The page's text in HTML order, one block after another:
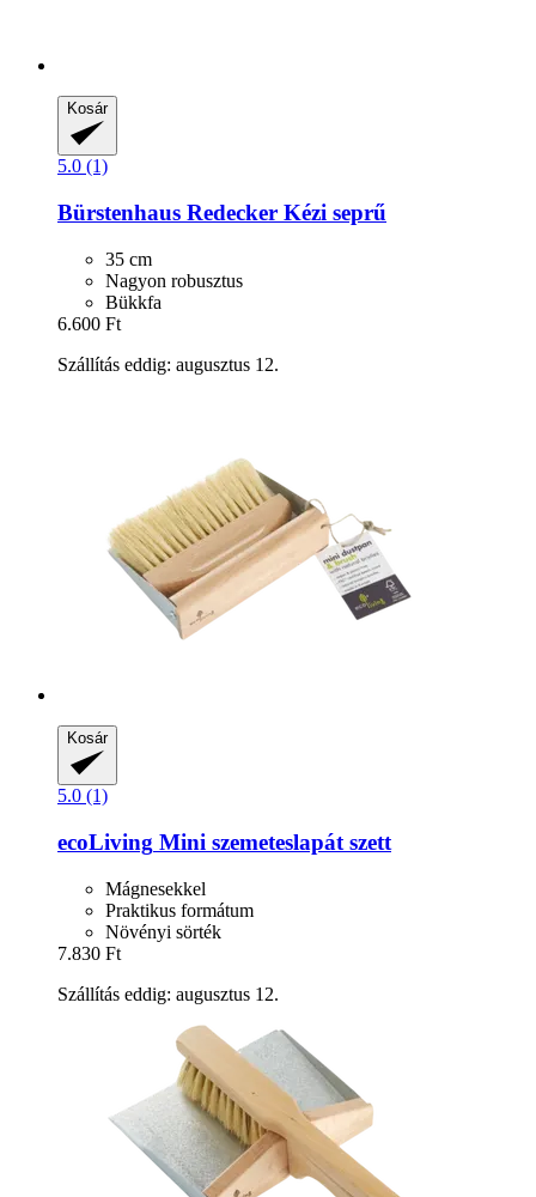
Kosár
5.0 (1)
Bürstenhaus Redecker Kézi seprű
35 cm
Nagyon robusztus
Bükkfa
6.600 Ft
Szállítás eddig: augusztus 12.
Kosár
5.0 (1)
ecoLiving Mini szemeteslapát szett
Mágnesekkel
Praktikus formátum
Növényi sörték
7.830 Ft
Szállítás eddig: augusztus 12.